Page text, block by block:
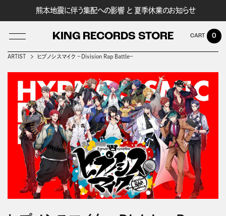
熊本地震に伴う集配への影響 と 夏季休業のお知らせ
KING RECORDS STORE
LOG IN
0
ARTIST ヒプノシスマイク －Division Rap Battle－